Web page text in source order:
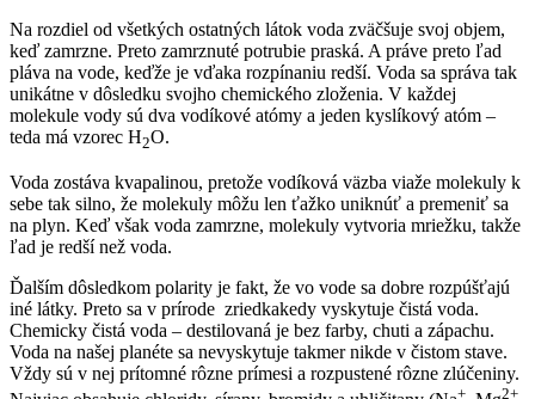
Na rozdiel od všetkých ostatných látok voda zväčšuje svoj objem,
keď zamrzne. Preto zamrznuté potrubie praská. A práve preto ľad
pláva na vode, keďže je vďaka rozpínaniu redší. Voda sa správa tak
unikátne v dôsledku svojho chemického zloženia. V každej
molekule vody sú dva vodíkové atómy a jeden kyslíkový atóm –
teda má vzorec H2O.
Voda zostáva kvapalinou, pretože vodíková väzba viaže molekuly k
sebe tak silno, že molekuly môžu len ťažko uniknúť a premeniť sa
na plyn. Keď však voda zamrzne, molekuly vytvoria mriežku, takže
ľad je redší než voda.
Ďalším dôsledkom polarity je fakt, že vo vode sa dobre rozpúšťajú
iné látky. Preto sa v prírode zriedkakedy vyskytuje čistá voda.
Chemicky čistá voda – destilovaná je bez farby, chuti a zápachu.
Voda na našej planéte sa nevyskytuje takmer nikde v čistom stave.
Vždy sú v nej prítomné rôzne prímesi a rozpustené rôzne zlúčeniny.
+ 2+